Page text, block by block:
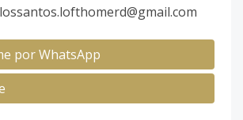
por WhatsApp